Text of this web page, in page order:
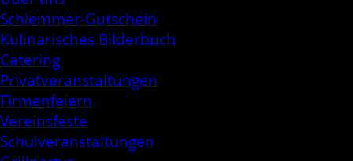
Schlemmer-Gutschein
Kulinarisches Bilderbuch
Catering
Privatveranstaltungen
Firmenfeiern
Vereinsfeste
Schulveranstaltungen